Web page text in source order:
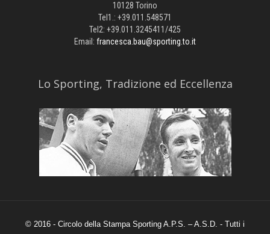
10128 Torino
Tel1.: +39.011.548571
Tel2: +39.011.3245411/425
Email: francesca.bau@sporting.to.it
​Lo Sporting, Tradizione ed Eccellenza
© 2016 - Circolo della Stampa Sporting A.P.S. – A.S.D. - Tutti i